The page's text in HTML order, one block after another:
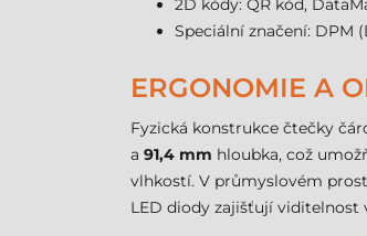
2D kódy: QR kód,
Speciální značení: DPM
ERGONOMIE A
Fyzická konstrukce čtečky
a 91,4 mm hloubka, což
vlhkostí. V průmyslovém
LED diody zajišťují viditelnost